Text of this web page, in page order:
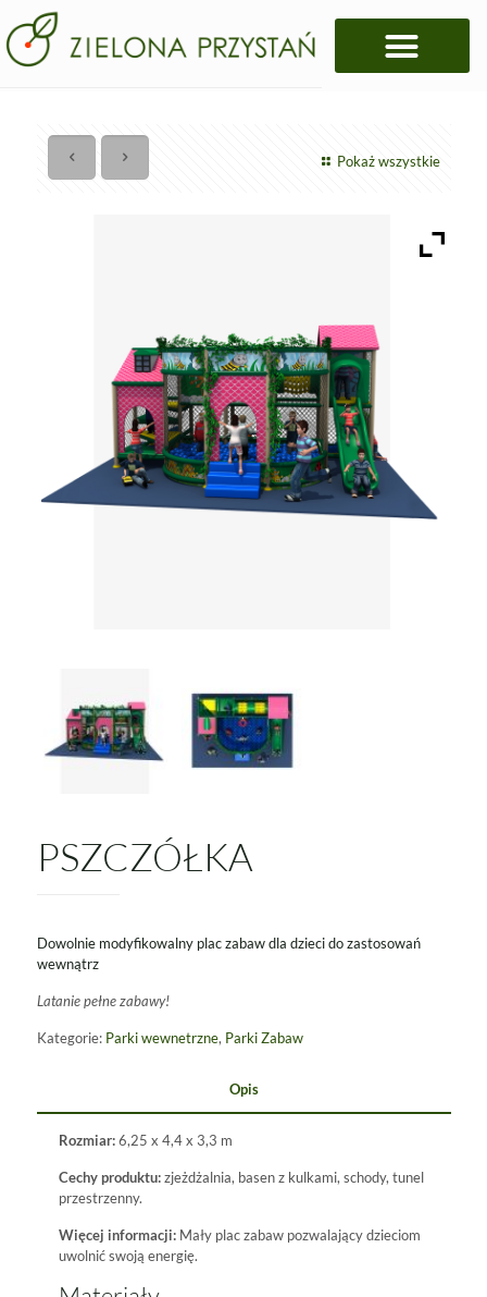
Pokaż wszystkie
PSZCZÓŁKA
Dowolnie modyfikowalny plac zabaw dla dzieci do zastosowań
wewnątrz
Latanie pełne zabawy!
Kategorie: Parki wewnetrzne, Parki Zabaw
Opis
Rozmiar:6,25 x 4,4 x 3,3 m
Cechy produktu:zjeżdżalnia, basen z kulkami, schody, tunel
przestrzenny.
Więcej informacji:Mały plac zabaw pozwalający dzieciom
uwolnić swoją energię.